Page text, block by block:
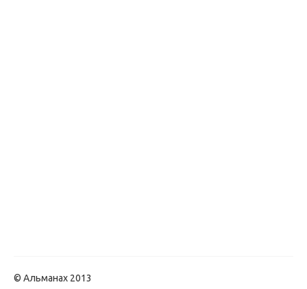
© Альманах 2013